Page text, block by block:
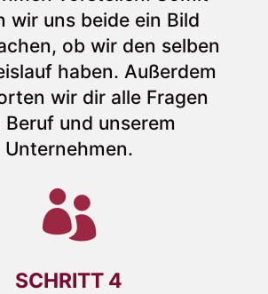
wir uns beide ein Bild
ob wir den selben
haben. Außerdem
wir dir alle Fragen
Beruf und unserem
Unternehmen.

SCHRITT 4